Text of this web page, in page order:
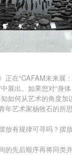
正在“CAFAM未来展
展出。如果您对“身
如何从艺术的角度加
年艺术家杨牧石的所思
放有规律可寻吗？摆
的先后顺序再将同类并
资料、文献、档
用和在互联网上
活动安全免责协议
自愿参加与退出、
风险，参加者应有
遵守中华人民共
道德和社会公德规
资料、文献、档
用和在互联网上
活动安全免责协议
自愿参加与退出、
风险，参加者应有
遵守中华人民共
道德和社会公德规
资料、文献、档
用和在互联网上
活动安全免责协议
自愿参加与退出、
风险，参加者应有
遵守中华人民共
道德和社会公德规